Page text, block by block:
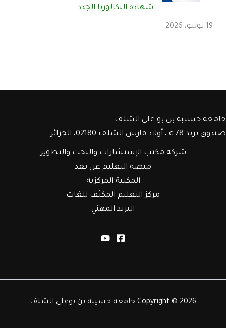
شهادة البكالوريا الجدد
19 يوليو، 2026
جامعة حسيبة بن بو علي الشلف
صندوق بريد c 78 ، أولاد فارس الشلف 02180، الجزائر
شركة مكتب الإستشارات والبحث والتطوير
منصة التعليم عن بعد
المكتبة المركزية
مركز التعليم المكثف للغات
البريد المهني
Copyright © 2026 جامعة حسيبة بن بوعلي الشلف